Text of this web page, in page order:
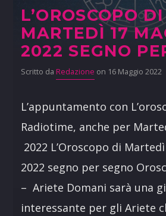
L’OROSCOPO DI
MARTEDÌ 17
2022 SEGNO
Scritto da Redazione on 16 Maggio 2022
L’appuntamento con
Radiotime, anche per
2022 L’Oroscopo di
2022 segno per segno
– Ariete Domani sarà una
interessante per gli Ariete